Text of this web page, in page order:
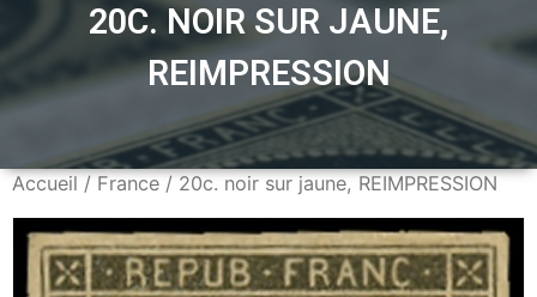
20C. NOIR SUR JAUNE,
REIMPRESSION
Accueil/France/ 20c. noir sur jaune, REIMPRESSION